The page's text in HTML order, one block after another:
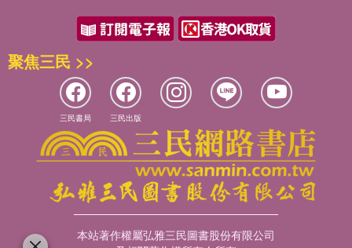
聚焦三民 >>
三民書局 三民出版
本站著作權屬弘雅三民圖書股份有限公司